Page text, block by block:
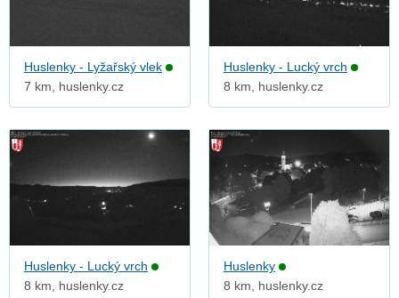
Huslenky - Lyžařský vlek
7 km, huslenky.cz
Huslenky - Lucký vrch
8 km, huslenky.cz
Huslenky - Lucký vrch
8 km, huslenky.cz
Huslenky
8 km, huslenky.cz